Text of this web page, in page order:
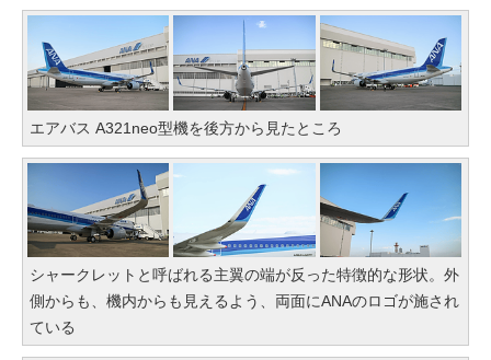
エアバス A321neo型機を後方から見たところ
シャークレットと呼ばれる主翼の端が反った特徴的な形状。外
側からも、機内からも見えるよう、両面にANAのロゴが施され
ている